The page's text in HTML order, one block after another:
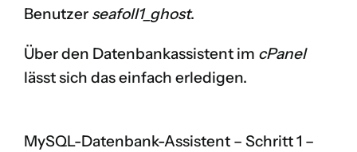
Benutzer seafoll1_ghost.
Über den Datenbankassistent im cPanel
lässt sich das einfach erledigen.
MySQL-Datenbank-Assistent – Schritt 1 –